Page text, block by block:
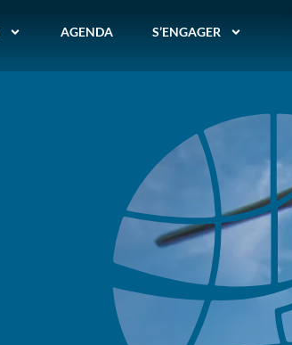
AGENDA S’ENGAGER